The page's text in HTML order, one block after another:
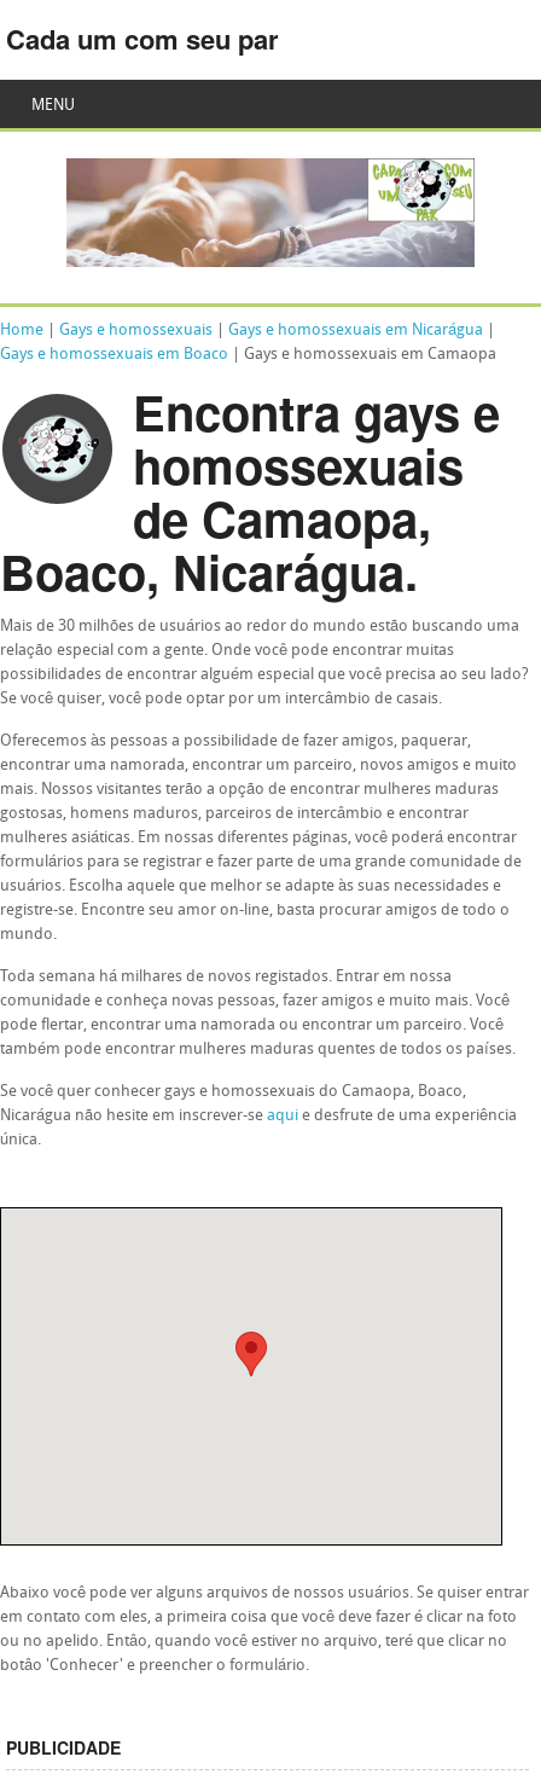
Cada um com seu par
MENU
Home Gays e homossexuais Gays e homossexuais em Nicarágua
Gays e homossexuais em Boaco | Gays e homossexuais em Camaopa
Encontra gays e
homossexuais
de Camaopa,
Boaco, Nicarágua.
Mais de 30 milhões de usuários ao redor do mundo estão buscando uma
relação especial com a gente. Onde você pode encontrar muitas
possibilidades de encontrar alguém especial que você precisa ao seu lado?
Se você quiser, você pode optar por um intercâmbio de casais.
Oferecemos às pessoas a possibilidade de fazer amigos, paquerar,
encontrar uma namorada, encontrar um parceiro, novos amigos e muito
mais. Nossos visitantes terão a opção de encontrar mulheres maduras
gostosas, homens maduros, parceiros de intercâmbio e encontrar
mulheres asiáticas. Em nossas diferentes páginas, você poderá encontrar
formulários para se registrar e fazer parte de uma grande comunidade de
usuários. Escolha aquele que melhor se adapte às suas necessidades e
registre-se. Encontre seu amor on-line, basta procurar amigos de todo o
mundo.
Toda semana há milhares de novos registados. Entrar em nossa
comunidade e conheça novas pessoas, fazer amigos e muito mais. Você
pode flertar, encontrar uma namorada ou encontrar um parceiro. Você
também pode encontrar mulheres maduras quentes de todos os países.
Se você quer conhecer gays e homossexuais do Camaopa, Boaco,
Nicarágua não hesite em inscrever-se aqui e desfrute de uma experiência
única.
Abaixo você pode ver alguns arquivos de nossos usuários. Se quiser entrar
em contato com eles, a primeira coisa que você deve fazer é clicar na foto
ou no apelido. Entâo, quando você estiver no arquivo, teré que clicar no
botâo 'Conhecer' e preencher o formulário.
PUBLICIDADE